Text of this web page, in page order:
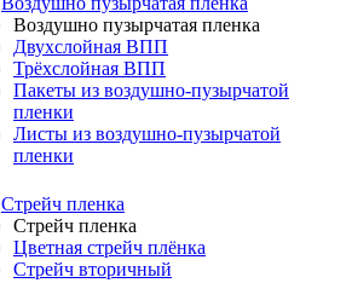
Воздушно пузырчатая пленка
Двухслойная ВПП
Трёхслойная ВПП
Пакеты из воздушно-пузырчатой
пленки
Листы из воздушно-пузырчатой
пленки
Стрейч пленка
Стрейч пленка
Цветная стрейч плёнка
Стрейч вторичный